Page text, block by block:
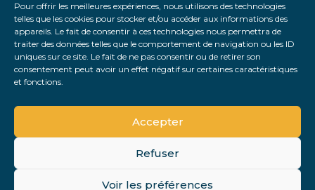
Pour offrir les meilleures expériences, nous utilisons des technologies
telles que les cookies pour stocker et/ou accéder aux informations des
appareils. Le fait de consentir à ces technologies nous permettra de
traiter des données telles que le comportement de navigation ou les ID
uniques sur ce site. Le fait de ne pas consentir ou de retirer son
consentement peut avoir un effet négatif sur certaines caractéristiques
et fonctions.
Accepter
Refuser
Voir les préférences
FaceBook
TwitterLinkedIn